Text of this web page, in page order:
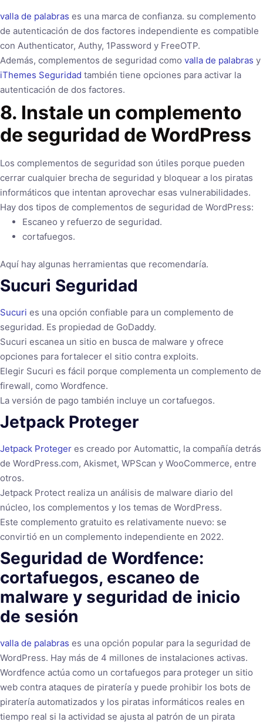
valla de palabras es una marca de confianza. su complemento
de autenticación de dos factores independiente es compatible
con Authenticator, Authy, 1Password y FreeOTP.
Además, complementos de seguridad como valla de palabras y
iThemes Seguridad también tiene opciones para activar la
autenticación de dos factores.
8. Instale un complemento
de seguridad de WordPress
Los complementos de seguridad son útiles porque pueden
cerrar cualquier brecha de seguridad y bloquear a los piratas
informáticos que intentan aprovechar esas vulnerabilidades.
Hay dos tipos de complementos de seguridad de WordPress:
Escaneo y refuerzo de seguridad.
cortafuegos.
Aquí hay algunas herramientas que recomendaría.
Sucuri Seguridad
Sucuri es una opción confiable para un complemento de
seguridad. Es propiedad de GoDaddy.
Sucuri escanea un sitio en busca de malware y ofrece
opciones para fortalecer el sitio contra exploits.
Elegir Sucuri es fácil porque complementa un complemento de
firewall, como Wordfence.
La versión de pago también incluye un cortafuegos.
Jetpack Proteger
Jetpack Proteger es creado por Automattic, la compañía detrás
de WordPress.com, Akismet, WPScan y WooCommerce, entre
otros.
Jetpack Protect realiza un análisis de malware diario del
núcleo, los complementos y los temas de WordPress.
Este complemento gratuito es relativamente nuevo: se
convirtió en un complemento independiente en 2022.
Seguridad de Wordfence:
cortafuegos, escaneo de
malware y seguridad de inicio
de sesión
valla de palabras es una opción popular para la seguridad de
WordPress. Hay más de 4 millones de instalaciones activas.
Wordfence actúa como un cortafuegos para proteger un sitio
web contra ataques de piratería y puede prohibir los bots de
piratería automatizados y los piratas informáticos reales en
tiempo real si la actividad se ajusta al patrón de un pirata